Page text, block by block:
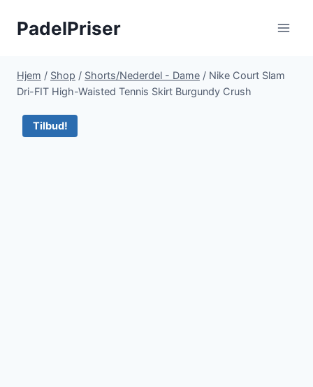
PadelPriser
Hjem / Shop / Shorts/Nederdel - Dame / Nike Court Slam
Dri-FIT High-Waisted Tennis Skirt Burgundy Crush
Tilbud!